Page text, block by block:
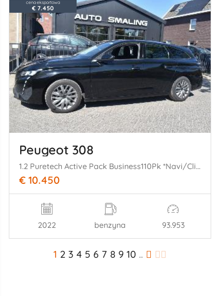
cena eksportowa
€ 7.450
Peugeot 308
1.2 Puretech Active Pack Business110Pk *Navi/Clima
€ 10.450
2022 benzyna 93.953
1 2 3 4 5 6 7 8 9 10 ..